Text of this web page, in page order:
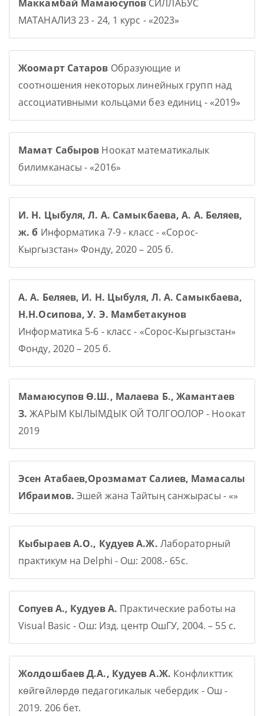
Маккамбай Мамаюсупов СИЛЛАБУС
МАТАНАЛИЗ 23 - 24, 1 курс - «2023»
Жоомарт Сатаров Образующие и
соотношения некоторых линейных групп над
ассоциативными кольцами без единиц - «2019»
Мамат Сабыров Ноокат математикалык
билимканасы - «2016»
И. Н. Цыбуля, Л. А. Самыкбаева, А. А. Беляев,
ж. б Информатика 7-9 - класс - «Сорос-
Кыргызстан» Фонду, 2020 – 205 б.
А. А. Беляев, И. Н. Цыбуля, Л. А. Самыкбаева,
Н.Н.Осипова, У. Э. Мамбетакунов
Информатика 5-6 - класс - «Сорос-Кыргызстан»
Фонду, 2020 – 205 б.
Мамаюсупов Ө.Ш., Малаева Б., Жамантаев
З. ЖАРЫМ КЫЛЫМДЫК ОЙ ТОЛГООЛОР - Ноокат
2019
Эсен Атабаев,Орозмамат Салиев, Мамасалы
Ибраимов. Эшей жана Тайтың санжырасы - «»
Кыбыраев А.О., Кудуев А.Ж. Лабораторный
практикум на Delphi - Ош: 2008.- 65с.
Сопуев А., Кудуев А. Практические работы на
Visual Basic - Ош: Изд. центр ОшГУ, 2004. – 55 с.
Жолдошбаев Д.А., Кудуев А.Ж. Конфликттик
көйгөйлөрдө педагогикалык чебердик - Ош -
2019. 206 бет.